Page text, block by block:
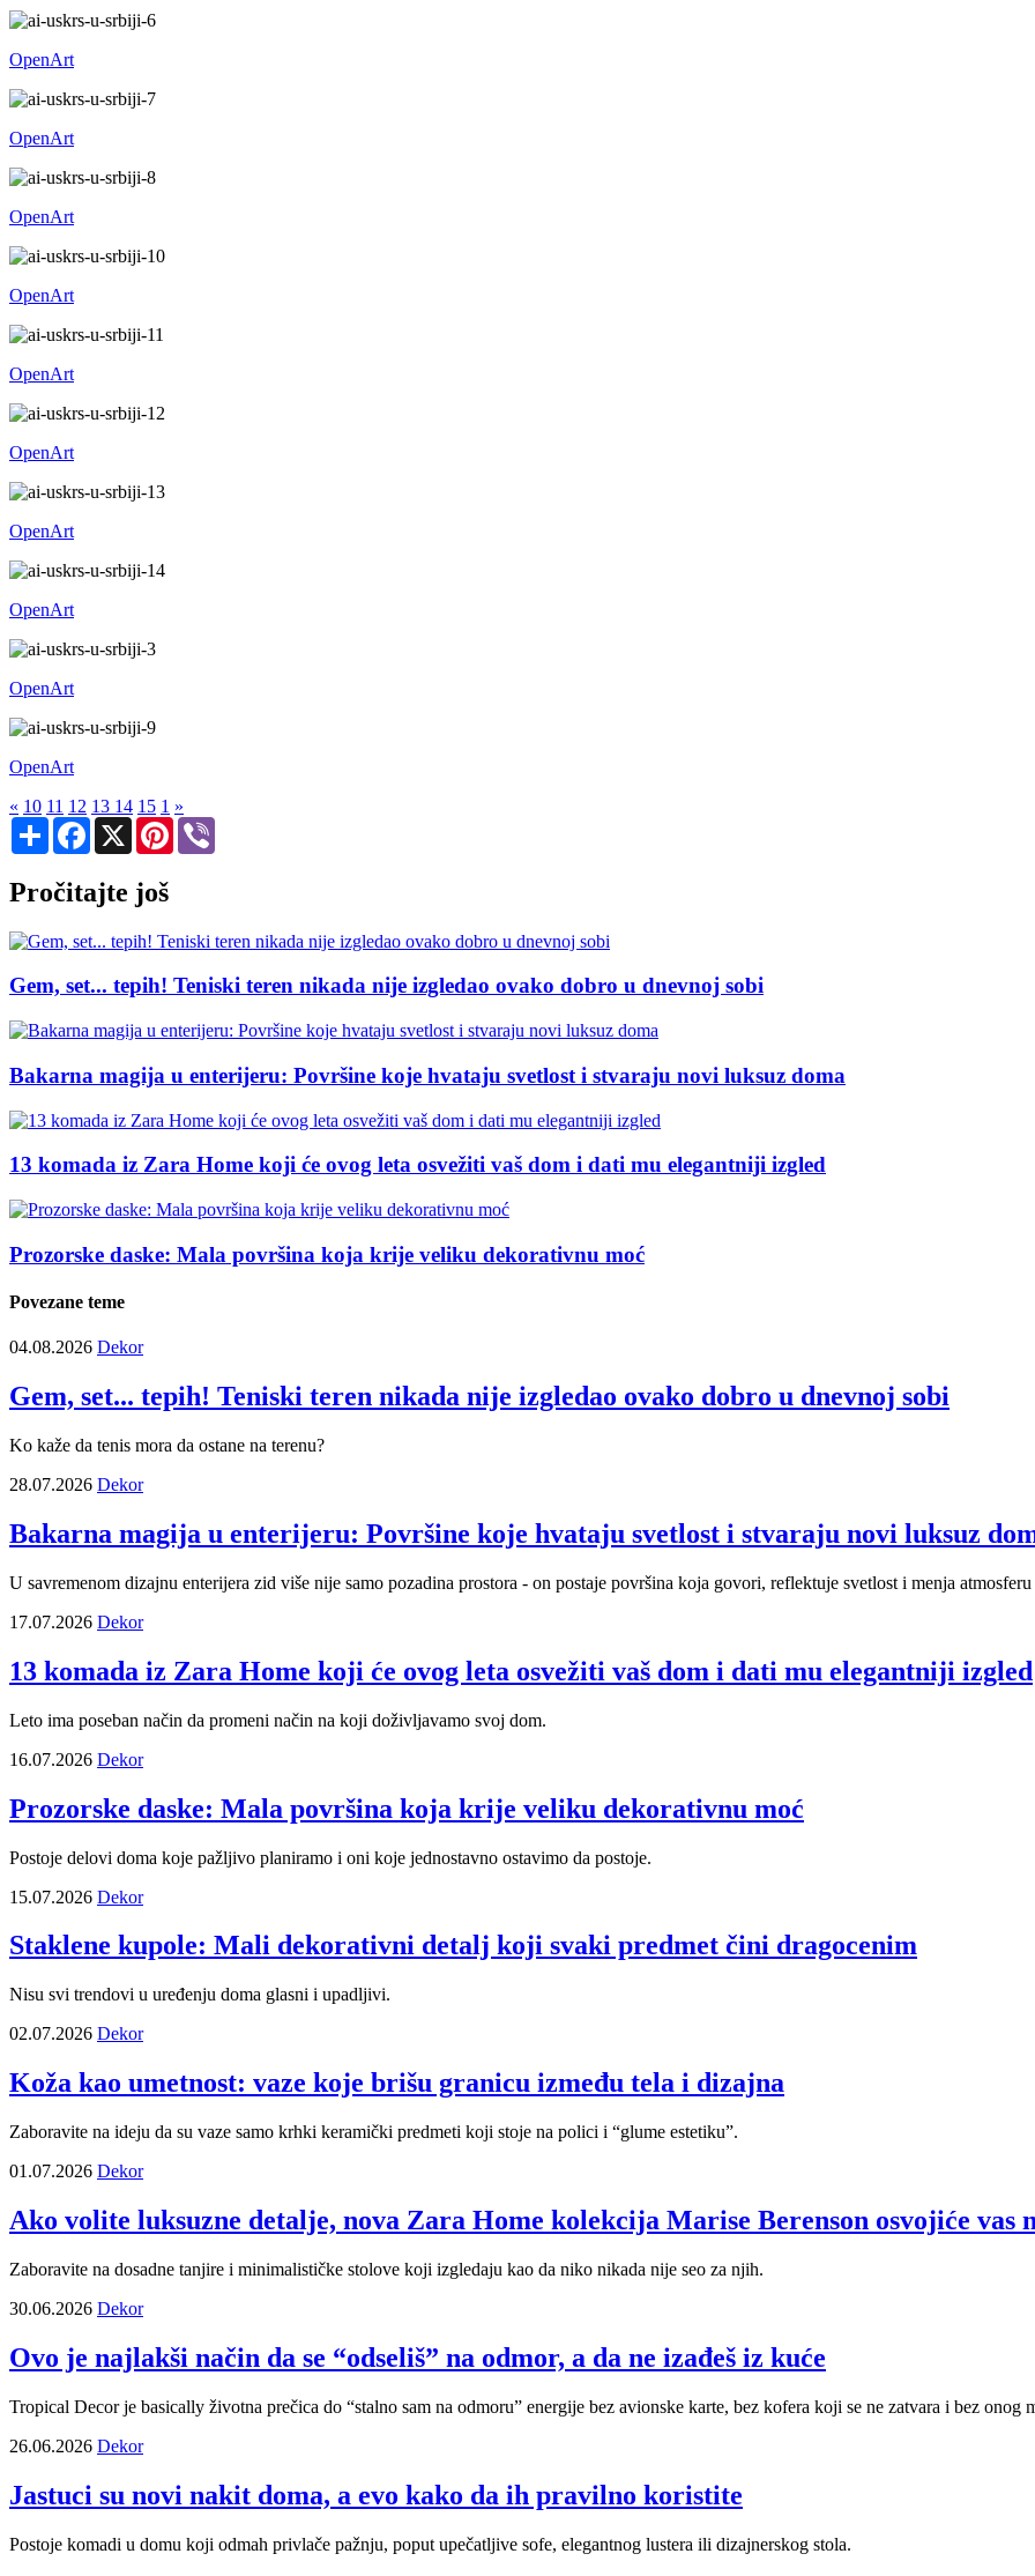
OpenArt
OpenArt
OpenArt
OpenArt
OpenArt
OpenArt
OpenArt
OpenArt
OpenArt
OpenArt
« 10 11 12 13 14 15 1 »
Share Facebook
X Pinterest
Pročitajte još
Gem, set... tepih! Teniski teren nikada nije izgledao ovako dobro u dnevnoj sobi
Bakarna magija u enterijeru: Površine koje hvataju svetlost i stvaraju novi luksuz doma
13 komada iz Zara Home koji će ovog leta osvežiti vaš dom i dati mu elegantniji izgled
Prozorske daske: Mala površina koja krije veliku dekorativnu moć
Povezane teme
04.08.2026 Dekor
Gem, set... tepih! Teniski teren nikada nije izgledao ovako dobro u dnevnoj sobi
Ko kaže da tenis mora da ostane na terenu?
28.07.2026 Dekor
Bakarna magija u enterijeru: Površine koje hvataju svetlost i stvaraju novi luksuz
U savremenom dizajnu enterijera zid više nije samo pozadina prostora - on postaje površina koja govori, reflektuje svetlost i menja
17.07.2026 Dekor
13 komada iz Zara Home koji će ovog leta osvežiti vaš dom i dati mu elegantniji izgled
Leto ima poseban način da promeni način na koji doživljavamo svoj dom.
16.07.2026 Dekor
Prozorske daske: Mala površina koja krije veliku dekorativnu moć
Postoje delovi doma koje pažljivo planiramo i oni koje jednostavno ostavimo da postoje.
15.07.2026 Dekor
Staklene kupole: Mali dekorativni detalj koji svaki predmet čini dragocenim
Nisu svi trendovi u uređenju doma glasni i upadljivi.
02.07.2026 Dekor
Koža kao umetnost: vaze koje brišu granicu između tela i dizajna
Zaboravite na ideju da su vaze samo krhki keramički predmeti koji stoje na polici i “glume estetiku”.
01.07.2026 Dekor
Ako volite luksuzne detalje, nova Zara Home kolekcija Marise Berenson osvojiće vas
Zaboravite na dosadne tanjire i minimalističke stolove koji izgledaju kao da niko nikada nije seo za njih.
30.06.2026 Dekor
Ovo je najlakši način da se “odseliš” na odmor, a da ne izađeš iz kuće
Tropical Decor je basically životna prečica do “stalno sam na odmoru” energije bez avionske karte, bez kofera koji se ne zatvara i bez onog
26.06.2026 Dekor
Jastuci su novi nakit doma, a evo kako da ih pravilno koristite
Postoje komadi u domu koji odmah privlače pažnju, poput upečatljive sofe, elegantnog lustera ili dizajnerskog stola.